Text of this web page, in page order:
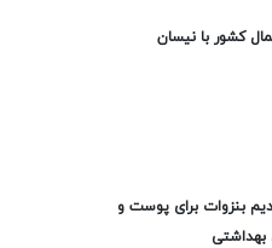
کشور با نیسان
بنزوات برای پوست و